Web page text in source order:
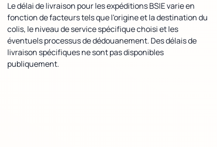
Le délai de livraison pour les expéditions BSIE varie en
fonction de facteurs tels que l'origine et la destination du
colis, le niveau de service spécifique choisi et les
éventuels processus de dédouanement. Des délais de
livraison spécifiques ne sont pas disponibles
publiquement.